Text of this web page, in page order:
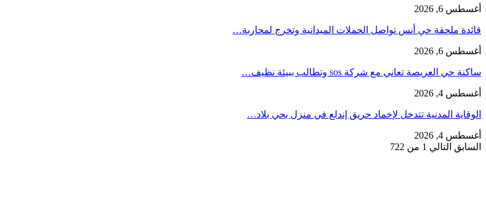
أغسطس 6, 2026
قائدة ملحقة حي أنس تواصل الحملات الميدانية وتخرج لمحاربة…
أغسطس 6, 2026
ساكنة حي العريصة تعاني مع شركة sos وتطالب ببيئة نظيف…
أغسطس 4, 2026
الوقاية المدنية تتدخل لإخماد حريق إندلع في منزل بحي بلاد…
أغسطس 4, 2026
السابق التالي 1 من 722